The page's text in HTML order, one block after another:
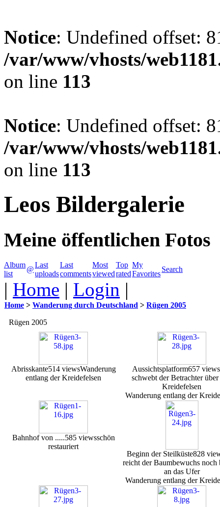
Notice: Undefined offset:
/var/www/vhosts/
on line 113
Notice: Undefined offset:
/var/www/vhosts/
on line 113
Leos Bildergalerie
Meine öffentlichen Fotos
Album
list
@
Last
uploads
Last
comments
Most
viewed
Top
rated
My
Favorites
Search
| Home | Login |
Home > Wanderung durch Deutschland > Rügen 2005
Rügen 2005
Abrisskante514 viewsWanderung
entlang der Kreidefelsen
Aussichtsplatform657 views
schwebt der Betrachter über
Kreidefelsen
Wanderung entlang der
Bahnhof von .....585 viewsschön
restauriert
Beginn der Steilküste828
reicht der Baumbewuchs noch
an das Ufer
Wanderung entlang der